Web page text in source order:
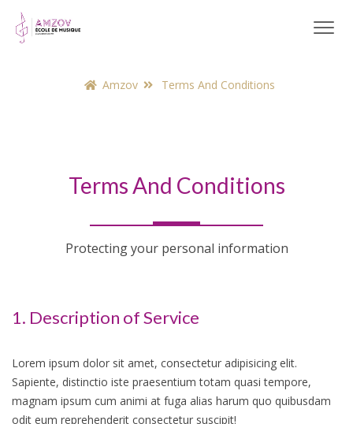
Amzov Terms And Conditions
Terms And Conditions
Protecting your personal information
1. Description of Service
Lorem ipsum dolor sit amet, consectetur adipisicing elit.
Sapiente, distinctio iste praesentium totam quasi tempore,
magnam ipsum cum animi at fuga alias harum quo quibusdam
odit eum reprehenderit consectetur suscipit!